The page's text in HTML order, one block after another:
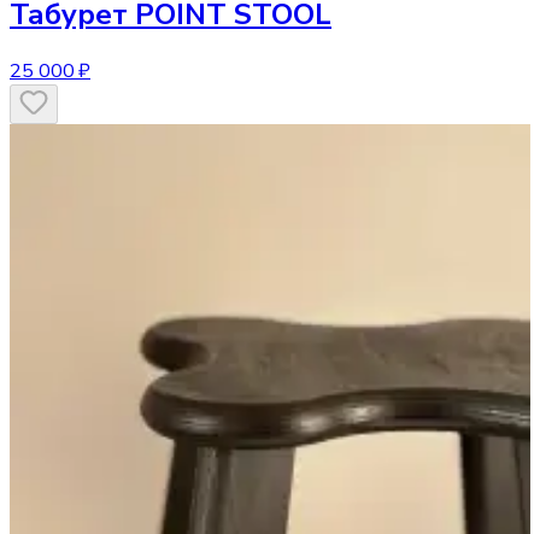
Табурет POINT STOOL
25 000 ₽